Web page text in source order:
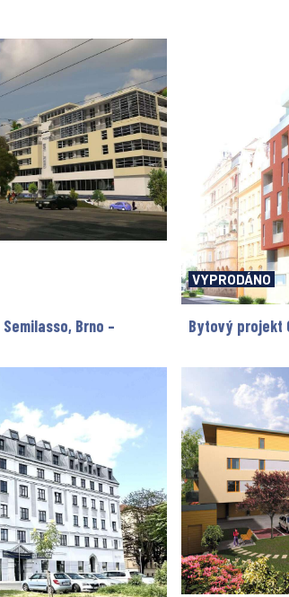
Brno –
VYPRODÁNO
Bytový projekt